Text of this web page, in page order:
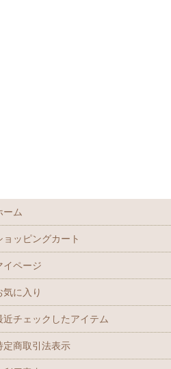
ーム
ョッピングカート
イページ
気に入り
近チェックしたアイテム
定商取引法表示